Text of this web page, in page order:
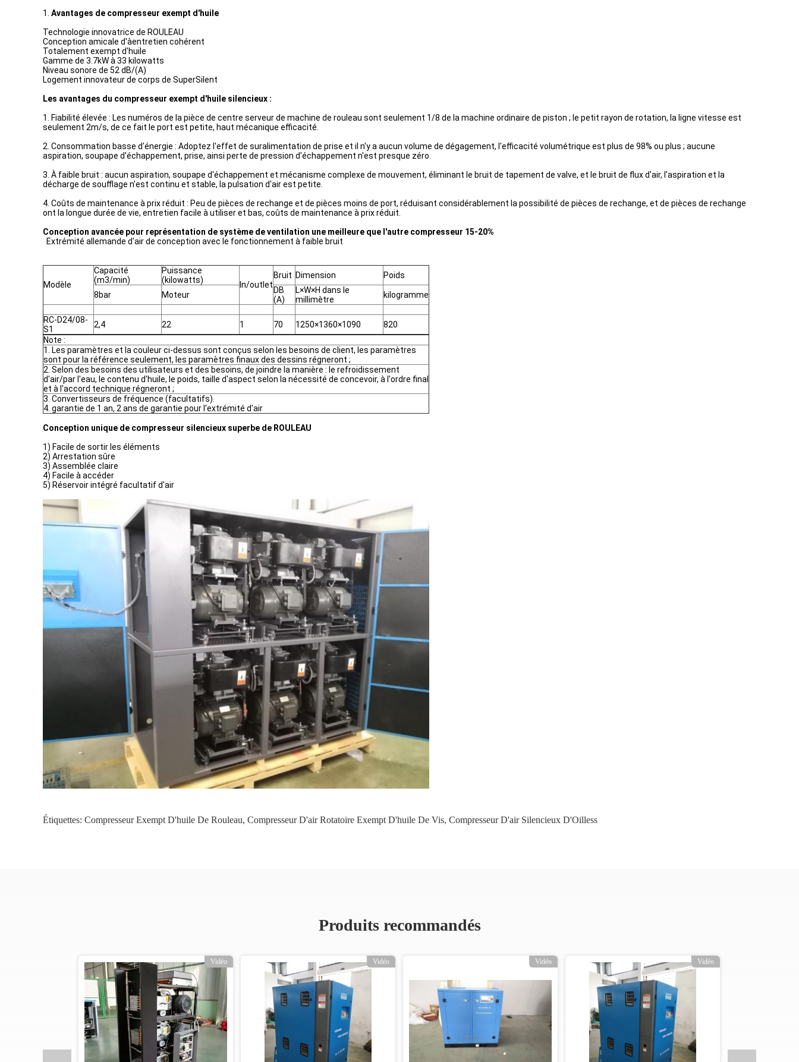
1. Avantages de compresseur exempt d'huile
Technologie innovatrice de ROULEAU
Conception amicale d'àentretien cohérent
Totalement exempt d'huile
Gamme de 3.7kW à 33 kilowatts
Niveau sonore de 52 dB/(A)
Logement innovateur de corps de SuperSilent
Les avantages du compresseur exempt d'huile silencieux :
1. Fiabilité élevée : Les numéros de la pièce de centre serveur de machine de rouleau sont seulement 1/8 de la machine ordinaire de piston ; le petit rayon de rotation, la ligne vitesse est
seulement 2m/s, de ce fait le port est petite, haut mécanique efficacité.
2. Consommation basse d'énergie : Adoptez l'effet de suralimentation de prise et il n'y a aucun volume de dégagement, l'efficacité volumétrique est plus de 98% ou plus ; aucune
aspiration, soupape d'échappement, prise, ainsi perte de pression d'échappement n'est presque zéro.
3. À faible bruit : aucun aspiration, soupape d'échappement et mécanisme complexe de mouvement, éliminant le bruit de tapement de valve, et le bruit de flux d'air, l'aspiration et la
décharge de soufflage n'est continu et stable, la pulsation d'air est petite.
4. Coûts de maintenance à prix réduit : Peu de pièces de rechange et de pièces moins de port, réduisant considérablement la possibilité de pièces de rechange, et de pièces de rechange
ont la longue durée de vie, entretien facile à utiliser et bas, coûts de maintenance à prix réduit.
Conception avancée pour représentation de système de ventilation une meilleure que l'autre compresseur 15-20%
Extrémité allemande d'air de conception avec le fonctionnement à faible bruit
Modèle
Capacité
(m3/min)
Puissance
(kilowatts)
In/outlet
Bruit Dimension Poids
8bar Moteur
DB
(A)
L×W×H dans le
millimètre
kilogramme
RC-D24/08-
S1
2,4 22 1 70 1250×1360×1090
820
Note :
1. Les paramètres et la couleur ci-dessus sont conçus selon les besoins de client, les paramètres
sont pour la référence seulement, les paramètres finaux des dessins régneront ;
2. Selon des besoins des utilisateurs et des besoins, de joindre la manière : le refroidissement
d'air/par l'eau, le contenu d'huile, le poids, taille d'aspect selon la nécessité de concevoir, à l'ordre final
et à l'accord technique régneront ;
3. Convertisseurs de fréquence (facultatifs).
4. garantie de 1 an, 2 ans de garantie pour l'extrémité d'air
Conception unique de compresseur silencieux superbe de ROULEAU
1) Facile de sortir les éléments
2) Arrestation sûre
3) Assemblée claire
4) Facile à accéder
5) Réservoir intégré facultatif d'air
Étiquettes: Compresseur Exempt D'huile De Rouleau, Compresseur D'air Rotatoire Exempt D'huile De Vis, Compresseur D'air Silencieux D'Oilless
Produits recommandés
Vidéo Vidéo Vidéo Vidéo